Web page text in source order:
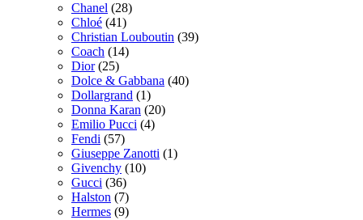
Chanel (28)
Chloé (41)
Christian Louboutin (39)
Coach (14)
Dior(25)
Dolce & Gabbana (40)
Dollargrand (1)
Donna Karan (20)
Emilio Pucci (4)
Fendi (57)
Giuseppe Zanotti (1)
Givenchy (10)
Gucci (36)
Halston (7)
Hermes (9)